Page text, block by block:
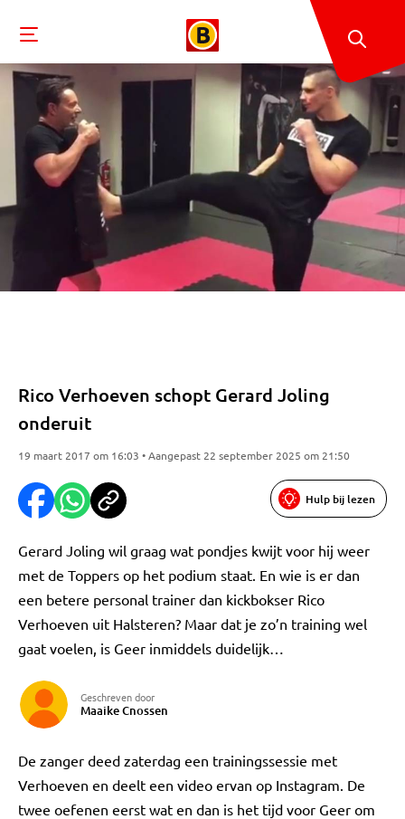
Rico Verhoeven schopt Gerard Joling
onderuit
19 maart 2017 om 16:03 • Aangepast 22 september 2025 om 21:50
Hulp bij lezen
Gerard Joling wil graag wat pondjes kwijt voor hij weer
met de Toppers op het podium staat. En wie is er dan
een betere personal trainer dan kickbokser Rico
Verhoeven uit Halsteren? Maar dat je zo’n training wel
gaat voelen, is Geer inmiddels duidelijk…
Geschreven door
Maaike Cnossen
De zanger deed zaterdag een trainingssessie met
Verhoeven en deelt een video ervan op Instagram. De
twee oefenen eerst wat en dan is het tijd voor Geer om